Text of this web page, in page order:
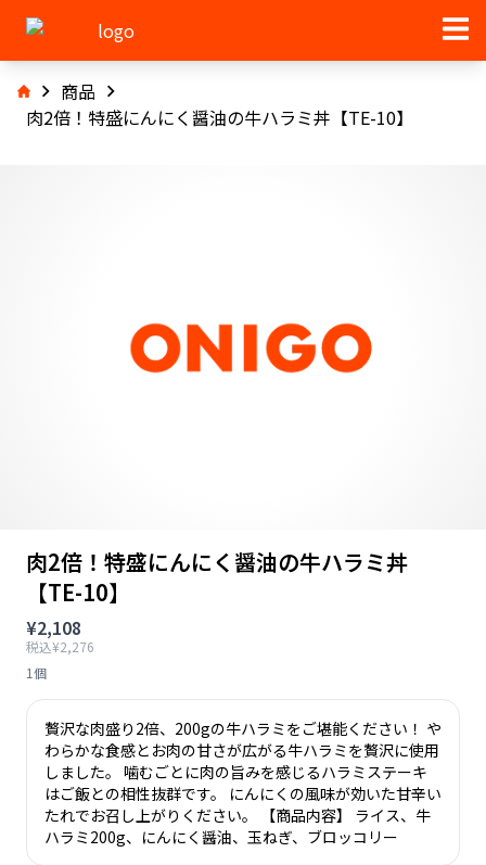
商品
肉2倍！特盛にんにく醤油の牛ハラミ丼【TE-10】
肉2倍！特盛にんにく醤油の牛ハラミ丼
【TE-10】
¥2,108
税込¥2,276
1個
贅沢な肉盛り2倍、200gの牛ハラミをご堪能ください！ や
わらかな食感とお肉の甘さが広がる牛ハラミを贅沢に使用
しました。 噛むごとに肉の旨みを感じるハラミステーキ
はご飯との相性抜群です。 にんにくの風味が効いた甘辛い
たれでお召し上がりください。 【商品内容】 ライス、牛
ハラミ200g、にんにく醤油、玉ねぎ、ブロッコリー